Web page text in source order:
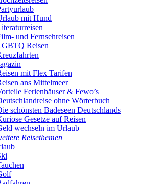
mit Hund
und Fernsehreisen
Reisen
mit Flex Tarifen
ans Mittelmeer
Ferienhäuser & Fewo’s
ohne Wörterbuch
schönsten Badeseen Deutschlands
Gesetze auf Reisen
wechseln im Urlaub
Reisethemen